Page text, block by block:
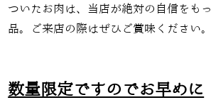
ついたお肉は、当店が絶対の自信をも
品。ご来店の際はぜひご賞味ください。
数量限定ですのでお早めに